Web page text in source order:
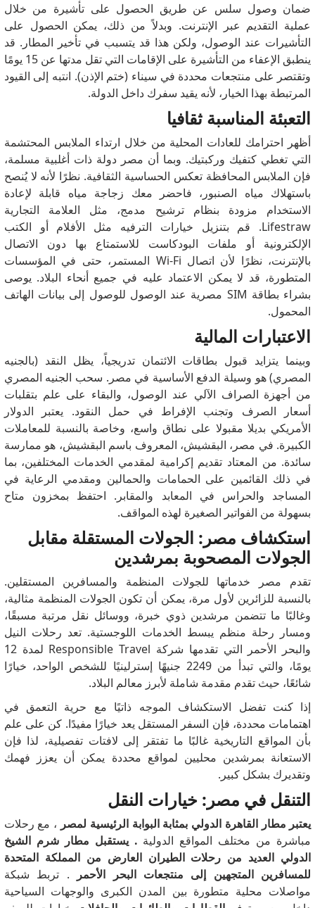
ضمان وصول سلس عن طريق الحصول على تأشيرة من خلال
عملية التقديم عبر الإنترنت. وبدلاً من ذلك، يمكن الحصول على
التأشيرات عند الوصول، ولكن هذا قد يتسبب في تأخير المطار. قد
ينطبق الإعفاء من التأشيرة على الإقامات التي تقل مدتها عن 15 يومًا
وتقتصر على منتجعات محددة في سيناء (ختم الإذن). انتبه إلى القيود
المرتبطة بهذا الخيار، لأنه يقيد سفرك داخل الدولة.
التعبئة المناسبة ثقافيا
أظهر احترامك للعادات المحلية من خلال ارتداء الملابس المحتشمة
التي تغطي كتفيك وركبتيك. وبما أن مصر دولة ذات أغلبية مسلمة،
فإن الملابس المحافظة تعكس الحساسية الثقافية. نظرًا لأنه لا يُنصح
باستهلاك مياه الصنبور، فاحضر معك زجاجة مياه قابلة لإعادة
الاستخدام مزودة بنظام ترشيح مدمج، مثل العلامة التجارية
Lifestraw. قم بتنزيل خيارات الترفيه مثل الأفلام أو الكتب
الإلكترونية أو ملفات البودكاست للاستمتاع بها دون الاتصال
بالإنترنت، نظرًا لأن اتصال Wi-Fi المستمر، حتى في المؤسسات
المتطورة، قد لا يمكن الاعتماد عليه في جميع أنحاء البلاد. يوصى
بشراء بطاقة SIM مصرية عند الوصول للوصول إلى بيانات الهاتف
المحمول.
الاعتبارات المالية
وبينما يتزايد قبول بطاقات الائتمان تدريجياً، يظل النقد (بالجنيه
المصري) هو وسيلة الدفع الأساسية في مصر. سحب الجنيه المصري
من أجهزة الصراف الآلي عند الوصول، والبقاء على علم بتقلبات
أسعار الصرف وتجنب الإفراط في حمل النقود. يعتبر الدولار
الأمريكي بديلا مقبولا على نطاق واسع، وخاصة بالنسبة للمعاملات
الكبيرة. في مصر، البقشيش، المعروف باسم البقشيش، هو ممارسة
سائدة. من المعتاد تقديم إكرامية لمقدمي الخدمات المختلفين، بما
في ذلك القائمين على الحمامات والحمالين ومقدمي الرعاية في
المساجد والحراس في المعابد والمقابر. احتفظ بمخزون متاح
بسهولة من الفواتير الصغيرة لهذه المواقف.
استكشاف مصر: الجولات المستقلة مقابل
الجولات المصحوبة بمرشدين
تقدم مصر خدماتها للجولات المنظمة والمسافرين المستقلين.
بالنسبة للزائرين لأول مرة، يمكن أن تكون الجولات المنظمة مثالية،
وغالبًا ما تتضمن مرشدين ذوي خبرة، ووسائل نقل مرتبة مسبقًا،
ومسار رحلة منظم يبسط الخدمات اللوجستية. تعد رحلات النيل
والبحر الأحمر التي تقدمها شركة Responsible Travel لمدة 12
يومًا، والتي تبدأ من 2249 جنيهًا إسترلينيًا للشخص الواحد، خيارًا
شائعًا، حيث تقدم مقدمة شاملة لأبرز معالم البلاد.
إذا كنت تفضل الاستكشاف الموجه ذاتيًا مع حرية التعمق في
اهتمامات محددة، فإن السفر المستقل يعد خيارًا مفيدًا. كن على علم
بأن المواقع التاريخية غالبًا ما تفتقر إلى لافتات تفصيلية، لذا فإن
الاستعانة بمرشدين محليين لمواقع محددة يمكن أن يعزز فهمك
وتقديرك بشكل كبير.
التنقل في مصر: خيارات النقل
يعتبر مطار القاهرة الدولي بمثابة البوابة الرئيسية لمصر ، مع رحلات
مباشرة من مختلف المواقع الدولية . يستقبل مطار شرم الشيخ
الدولي العديد من رحلات الطيران العارض من المملكة المتحدة
للمسافرين المتجهين إلى منتجعات البحر الأحمر
. تربط شبكة
مواصلات محلية متطورة بين المدن الكبرى والوجهات السياحية